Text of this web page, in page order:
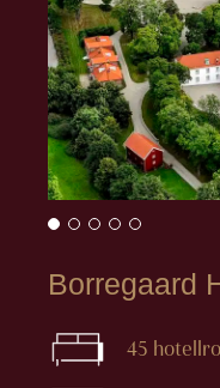
Borregaard
45